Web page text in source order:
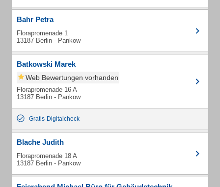
Bahr Petra
Florapromenade 1
13187 Berlin - Pankow
Batkowski Marek
Web Bewertungen vorhanden
Florapromenade 16 A
13187 Berlin - Pankow
Gratis-Digitalcheck
Blache Judith
Florapromenade 18 A
13187 Berlin - Pankow